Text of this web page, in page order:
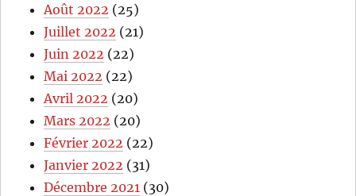
Août 2022 (25)
Juillet 2022 (21)
Juin 2022 (22)
Mai 2022 (22)
Avril 2022 (20)
Mars 2022 (20)
Février 2022 (22)
Janvier 2022 (31)
Décembre 2021 (30)